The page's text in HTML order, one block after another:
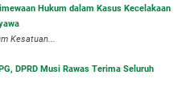
Hukum dalam Kasus Kecelakaan
Kesatuan...
DPRD Musi Rawas Terima Seluruh